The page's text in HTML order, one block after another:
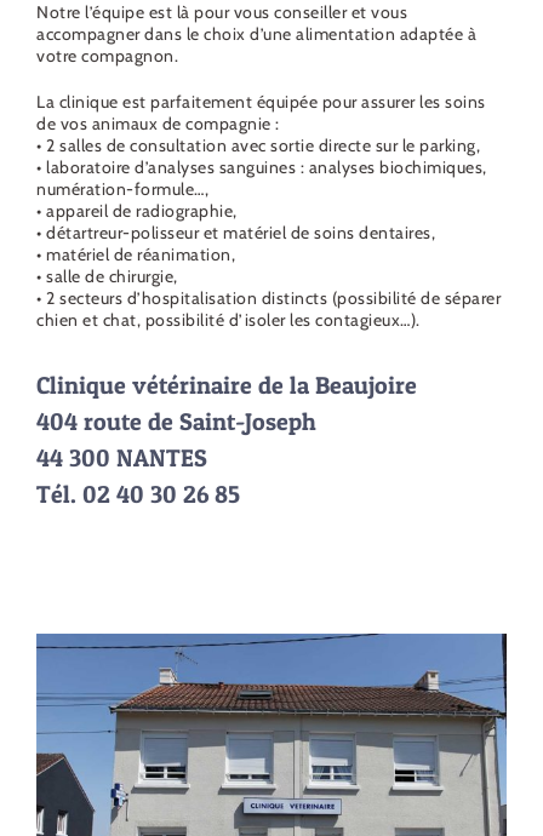
Notre l’équipe est là pour vous conseiller et vous
accompagner dans le choix d’une alimentation adaptée à
votre compagnon.
La clinique est parfaitement équipée pour assurer les soins
de vos animaux de compagnie :
• 2 salles de consultation avec sortie directe sur le parking,
• laboratoire d’analyses sanguines : analyses biochimiques,
numération-formule…,
• appareil de radiographie,
• détartreur-polisseur et matériel de soins dentaires,
• matériel de réanimation,
• salle de chirurgie,
• 2 secteurs d’hospitalisation distincts (possibilité de séparer
chien et chat, possibilité d’isoler les contagieux…).
Clinique vétérinaire de la Beaujoire
404 route de Saint-Joseph
44 300 NANTES
Tél. 02 40 30 26 85